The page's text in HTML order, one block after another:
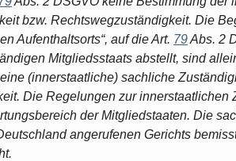
bzw. Rechtswegzuständigkeit. Die
Aufenthaltsorts“, auf die Art. 79Abs. 2
Mitgliedsstaats abstellt, sind
(innerstaatliche) sachliche
Die Regelungen zur innerstaatlichen
der Mitgliedstaaten. Die
angerufenen Gerichts